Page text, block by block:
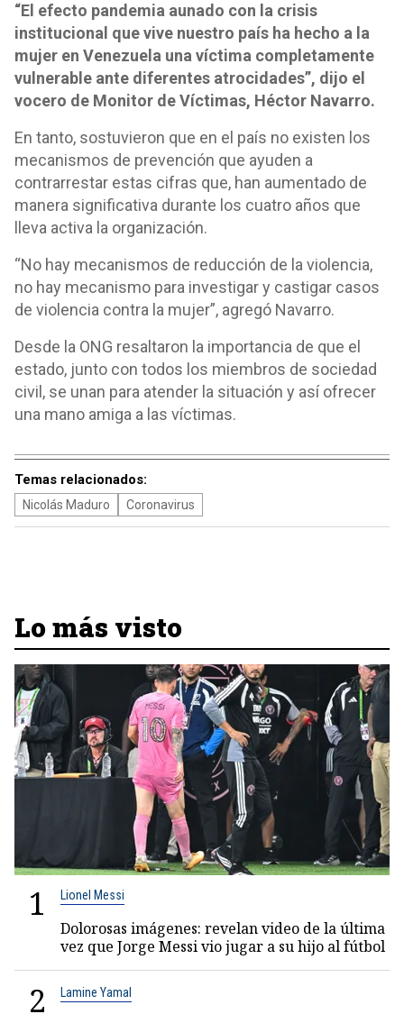
“El efecto pandemia aunado con la crisis
institucional que vive nuestro país ha hecho a la
mujer en Venezuela una víctima completamente
vulnerable ante diferentes atrocidades”, dijo el
vocero de Monitor de Víctimas, Héctor Navarro.
En tanto, sostuvieron que en el país no existen los
mecanismos de prevención que ayuden a
contrarrestar estas cifras que, han aumentado de
manera significativa durante los cuatro años que
lleva activa la organización.
“No hay mecanismos de reducción de la violencia,
no hay mecanismo para investigar y castigar casos
de violencia contra la mujer”, agregó Navarro.
Desde la ONG resaltaron la importancia de que el
estado, junto con todos los miembros de sociedad
civil, se unan para atender la situación y así ofrecer
una mano amiga a las víctimas.
Temas relacionados:
Nicolás Maduro Coronavirus
Lo más visto
1 Lionel Messi
Dolorosas imágenes: revelan video de la última
vez que Jorge Messi vio jugar a su hijo al fútbol
2 Lamine Yamal